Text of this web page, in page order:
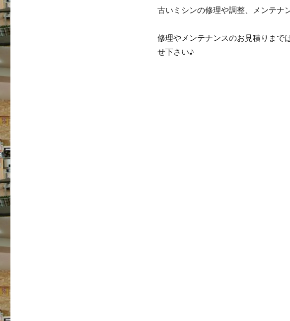
古いミシンの修理や調整、メンテナ
修理やメンテナンスのお見積りまで
せ下さい♪